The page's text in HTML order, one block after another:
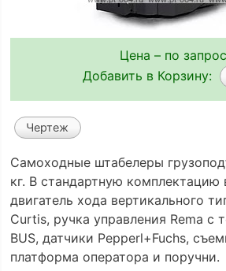
Цена – по
Добавить в Корзину:
Чертеж
Самоходные штабелеры
кг. В cтандартную комплектацию
двигатель хода вертикального
Curtis, ручка управления Rema с
BUS, датчики Pepperl+Fuchs,
платформа оператора и поручни.